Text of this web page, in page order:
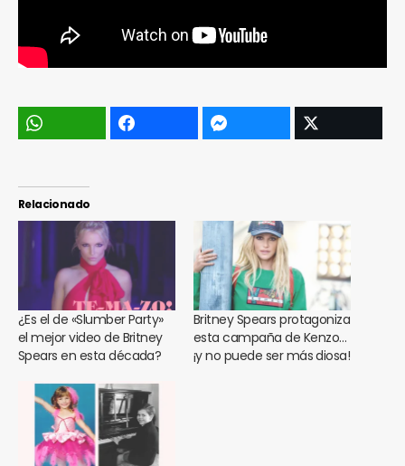
Relacionado
¿Es el de «Slumber Party»
el mejor video de Britney
Spears en esta década?
Britney Spears protagoniza
esta campaña de Kenzo…
¡y no puede ser más diosa!